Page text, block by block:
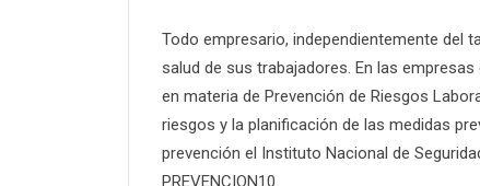
Todo empresario, independientemente del
salud de sus trabajadores. En las
en materia de Prevención de Riesgos
riesgos y la planificación de las medidas
prevención el Instituto Nacional de
PREVENCION10.